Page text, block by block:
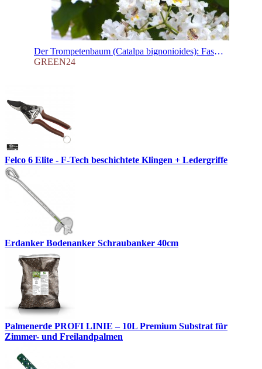
Der Trompetenbaum (Catalpa bignonioides): Faszinierend, Kurios und Wertvoll
GREEN24
Felco 6 Elite - F-Tech beschichtete Klingen + Ledergriffe
Erdanker Bodenanker Schraubanker 40cm
Palmenerde PROFI LINIE – 10L Premium Substrat für
Zimmer- und Freilandpalmen